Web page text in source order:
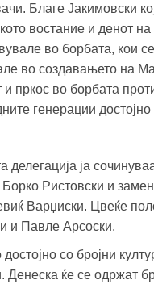
Благе Јакимовски
востание и денот
во борбата, кои
во создавањето на
и пркос во борбата
генерации
делегација ја
Ристовски и
Варџиски. Цвеќе
и Павле Арсоски.
со бројни
Денеска ќе се одржат